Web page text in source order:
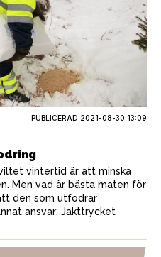
PUBLICERAD 2021-08-30 13:09
vintertid är att minska
Men vad är bästa maten för
den som utfodrar
ansvar: Jakttrycket